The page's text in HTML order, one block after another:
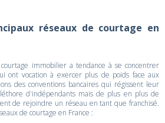
réseaux de courtage en
immobilier a tendance à se concentrer
ont vocation à exercer plus de poids face aux
des conventions bancaires qui régissent leur
d'indépendants mais de plus en plus de
de rejoindre un réseau en tant que franchisé.
de courtage en France :